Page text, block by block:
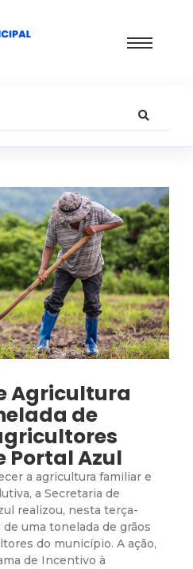
Agricultura
de
Portal Azul
a agricultura familiar e
a Secretaria de
realizou, nesta terça-
uma tonelada de grãos
do município. A ação,
de Incentivo à